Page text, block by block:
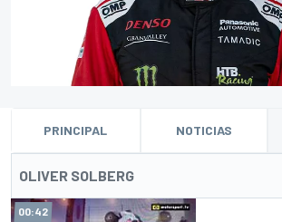
PRINCIPAL NOTICIAS
OLIVER SOLBERG
00:42